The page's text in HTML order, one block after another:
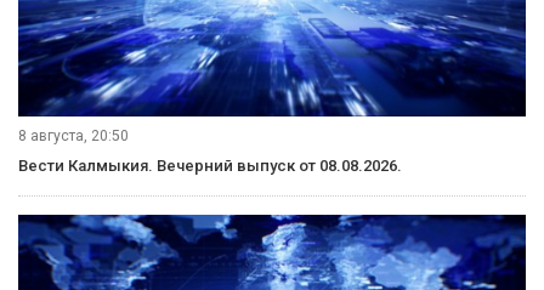
8 августа, 20:50
Вести Калмыкия. Вечерний выпуск от 08.08.2026.